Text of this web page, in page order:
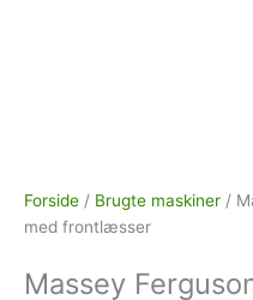
Forside / Brugte maskiner /
med frontlæsser
Massey